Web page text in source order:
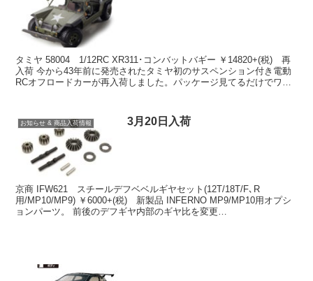
タミヤ 58004 1/12RC XR311･コンバットバギー ￥14820+(税) 再
入荷 今から43年前に発売されたタミヤ初のサスペンション付き電動
RCオフロードカーが再入荷しました。パッケージ見てるだけでワク
お知らせ & 商品入荷情報 3月20日入荷
京商 IFW621 スチールデフベベルギヤセット(12T/18T/F､R
用/MP10/MP9) ￥6000+(税) 新製品 INFERNO MP9/MP10用オプシ
ョンパーツ。 前後のデフギヤ内部のギヤ比を変更